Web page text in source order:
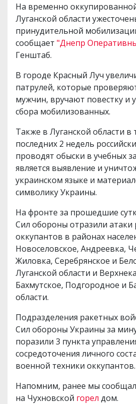
На временно
Луганской области
принудительной
сообщает "Днепр
Генштаб.
В городе Красный Луч
патрулей, которые
мужчин, вручают повестку и
сбора мобилизованных.
Также в Луганской области в
последних 2 недель
проводят обыски в учебных
является выявление и
украинском языке и
символику Украины.
На фронте за прошедшие
Сил обороны отразили атаки
оккупантов в районах
Новоселовское, Андреевка,
Жиловка, Серебрянское и
Луганской области и
Бахмутское, Подгородное и
области.
Подразделения ракетных
Сил обороны Украины за
поразили 3 пункта
сосредоточения личного
военной техники оккупантов.
Напомним, ранее мы
на Чухновской горел дом.